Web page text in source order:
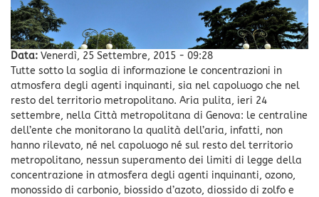
Data: Venerdì, 25 Settembre, 2015 - 09:28
Tutte sotto la soglia di informazione le concentrazioni in
atmosfera degli agenti inquinanti, sia nel capoluogo che nel
resto del territorio metropolitano. Aria pulita, ieri 24
settembre, nella Città metropolitana di Genova: le centraline
dell’ente che monitorano la qualità dell’aria, infatti, non
hanno rilevato, né nel capoluogo né sul resto del territorio
metropolitano, nessun superamento dei limiti di legge della
concentrazione in atmosfera degli agenti inquinanti, ozono,
monossido di carbonio, biossido d’azoto, diossido di zolfo e